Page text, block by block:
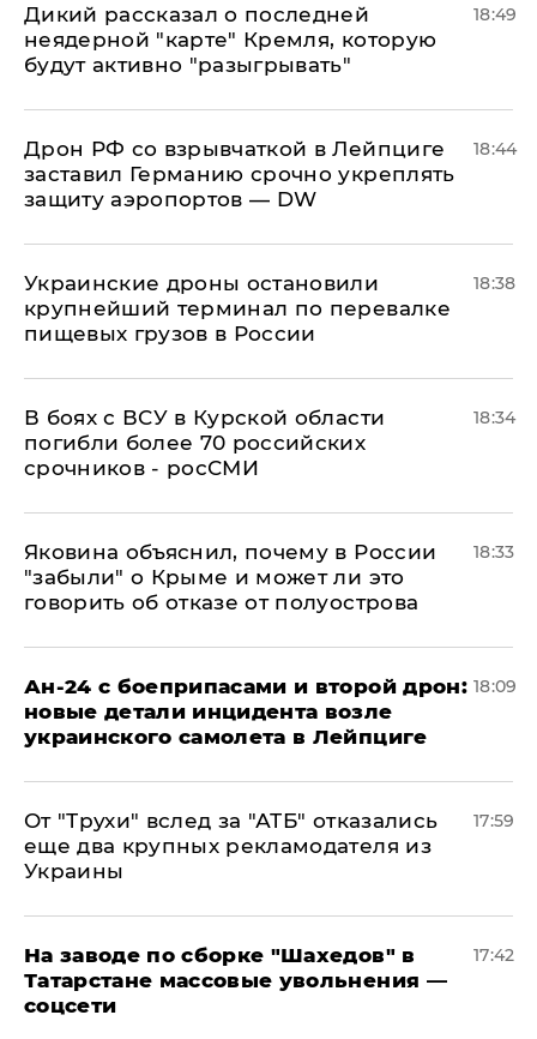
Дикий рассказал о последней
неядерной "карте" Кремля, которую
будут активно "разыгрывать"
18:49
​Дрон РФ со взрывчаткой в Лейпциге
заставил Германию срочно укреплять
защиту аэропортов — DW
18:44
Украинские дроны остановили
крупнейший терминал по перевалке
пищевых грузов в России
18:38
В боях с ВСУ в Курской области
погибли более 70 российских
срочников - росСМИ
18:34
Яковина объяснил, почему в России
"забыли" о Крыме и может ли это
говорить об отказе от полуострова
18:33
Ан-24 с боеприпасами и второй дрон:
новые детали инцидента возле
украинского самолета в Лейпциге
18:09
От "Трухи" вслед за "АТБ" отказались
еще два крупных рекламодателя из
Украины
17:59
На заводе по сборке "Шахедов" в
Татарстане массовые увольнения —
соцсети
17:42